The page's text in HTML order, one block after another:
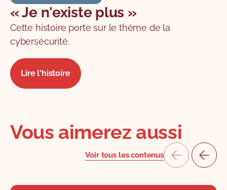
« Je n'existe plus »
Cette histoire porte sur le thème de la
cybersécurité.
Lire l'histoire
Vous aimerez aussi
Voir tous les contenus